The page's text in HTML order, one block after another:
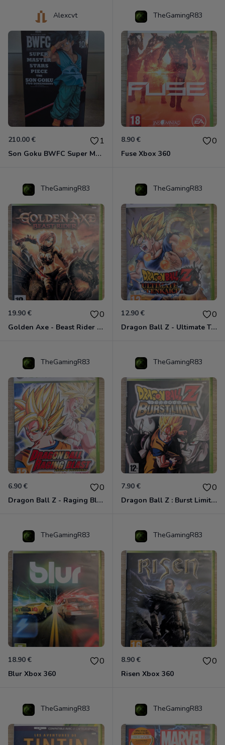
Alexcvt
210.00 € 1
Son Goku BWFC Super Master Stars
TheGamingR83
8.90 € 0
Fuse Xbox 360
TheGamingR83
19.90 € 0
Golden Axe - Beast Rider Xbox 360
TheGamingR83
12.90 € 0
Dragon Ball Z - Ultimate Tenkaichi Xbox 360
TheGamingR83
6.90 € 0
Dragon Ball Z - Raging Blast Xbox 360
TheGamingR83
7.90 € 0
Dragon Ball Z : Burst Limit Xbox 360
TheGamingR83
18.90 € 0
Blur Xbox 360
TheGamingR83
8.90 € 0
Risen Xbox 360
TheGamingR83 TheGamingR83